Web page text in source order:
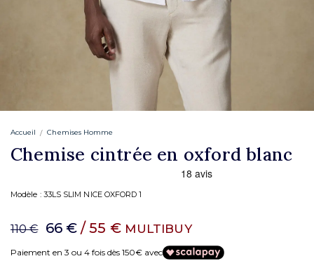
Accueil Chemises Homme
Chemise cintrée en oxford blanc
Modèle : 33LS SLIM NICE OXFORD 1
110 € 66 € / 55 € MULTIBUY
Paiement en 3 ou 4 fois dès 150€ avec